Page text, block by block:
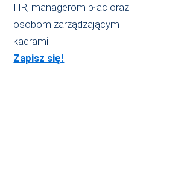
HR, managerom płac oraz
osobom zarządzającym
kadrami.
Zapisz się!